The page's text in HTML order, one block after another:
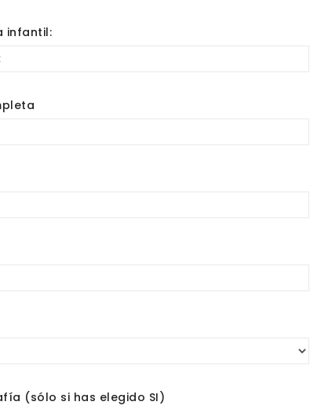
infantil:
(sólo si has elegido SI)